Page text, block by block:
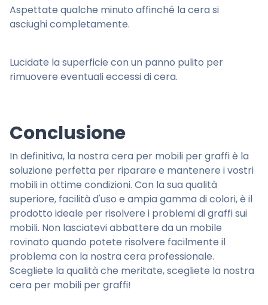
Aspettate qualche minuto affinché la cera si
asciughi completamente.
Lucidate la superficie con un panno pulito per
rimuovere eventuali eccessi di cera.
Conclusione
In definitiva, la nostra cera per mobili per graffi è la
soluzione perfetta per riparare e mantenere i vostri
mobili in ottime condizioni. Con la sua qualità
superiore, facilità d'uso e ampia gamma di colori, è il
prodotto ideale per risolvere i problemi di graffi sui
mobili. Non lasciatevi abbattere da un mobile
rovinato quando potete risolvere facilmente il
problema con la nostra cera professionale.
Scegliete la qualità che meritate, scegliete la nostra
cera per mobili per graffi!